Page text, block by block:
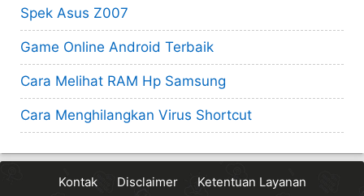
Spek Asus Z007
Game Online Android Terbaik
Cara Melihat RAM Hp Samsung
Cara Menghilangkan Virus Shortcut
Kontak Disclaimer Ketentuan Layanan